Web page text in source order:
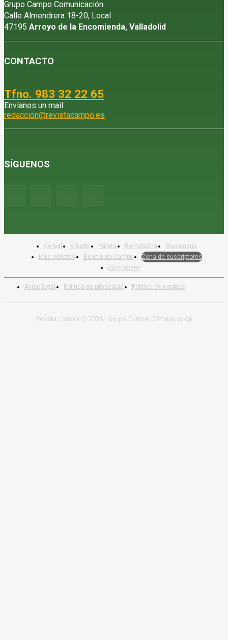
Grupo Campo Comunicación
Calle Almendrera 18-20, Local
47195 Arroyo de la Encomienda, Valladolid
CONTACTO
Tfno. 983 32 22 65
Envíanos un mail:
redaccion@revistacampo.es
SÍGUENOS
Aviso legal Política de privacidad Política de cookies
Cereal Viñedo Patata Remolacha
Maquinaria
Más noticias
Boletín de Campo
Zona de suscriptores
¡Suscríbete!
Revista Campo Ⓒ 2026 - Grupo Campo Comunicación